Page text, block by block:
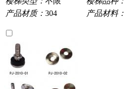
产品材质： 304 产品材料：